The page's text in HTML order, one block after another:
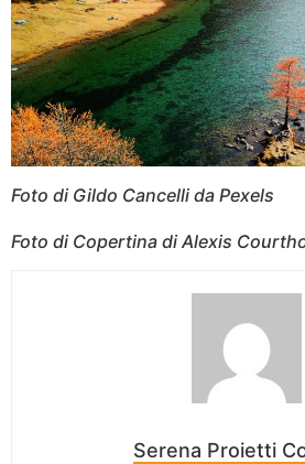
Foto di Gildo Cancelli da Pexels
Foto di Copertina di Alexis
Serena Proietti